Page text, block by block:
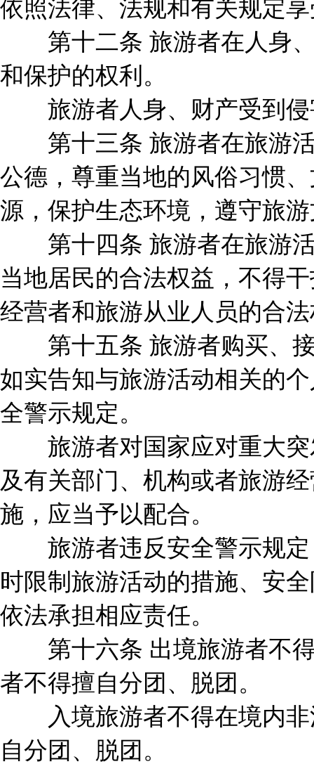
依照法律、法规和有关规定
第十二条 旅游者在人身、
和保护的权利。
旅游者人身、财产受到侵
第十三条 旅游者在旅游活
公德，尊重当地的风俗习惯
源，保护生态环境，遵守旅
第十四条 旅游者在旅游活
当地居民的合法权益，不得
经营者和旅游从业人员的合
第十五条 旅游者购买、接
如实告知与旅游活动相关的
全警示规定。
旅游者对国家应对重大突
及有关部门、机构或者旅游
施，应当予以配合。
旅游者违反安全警示规定
时限制旅游活动的措施、安
依法承担相应责任。
第十六条 出境旅游者不得
者不得擅自分团、脱团。
入境旅游者不得在境内非
自分团、脱团。